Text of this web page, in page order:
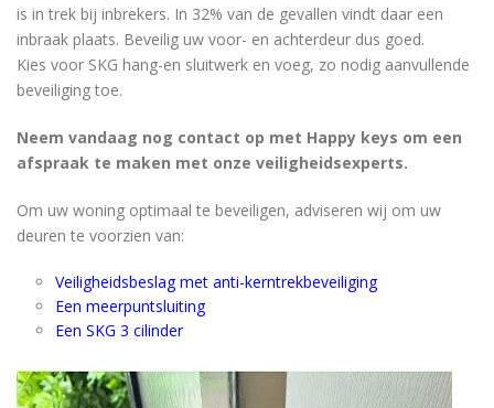
is in trek bij inbrekers. In 32% van de gevallen vindt daar een
inbraak plaats. Beveilig uw voor- en achterdeur dus goed.
Kies voor SKG hang-en sluitwerk en voeg, zo nodig aanvullende
beveiliging toe.
Neem vandaag nog contact op met Happy keys om een ​​
afspraak te maken met onze veiligheidsexperts.
Om uw woning optimaal te beveiligen, adviseren wij om uw
deuren te voorzien van:
Veiligheidsbeslag met anti-kerntrekbeveiliging
Een meerpuntsluiting
Een SKG 3 cilinder